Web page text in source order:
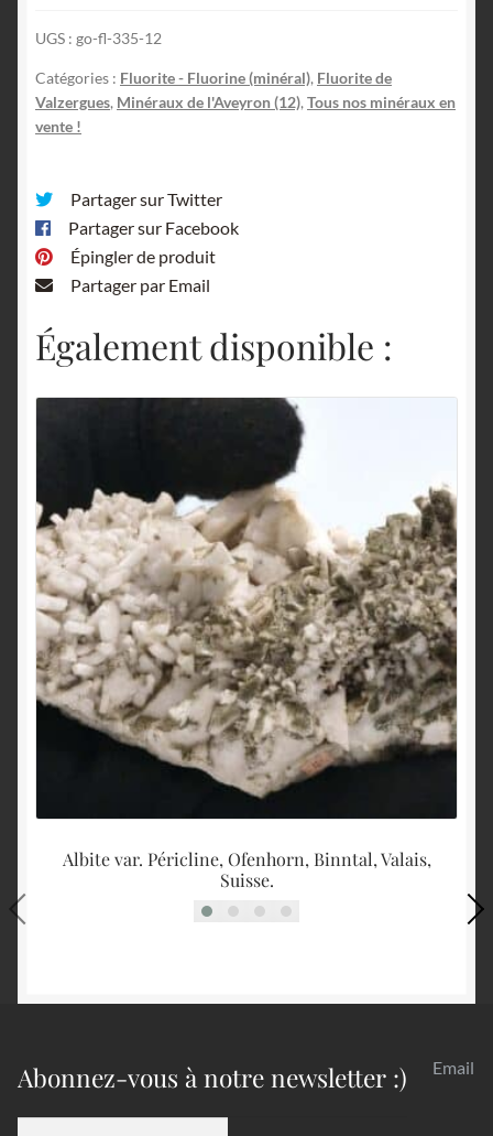
de
Valzergues,
Aveyron.
UGS : go-fl-335-12
Catégories : Fluorite - Fluorine (minéral), Fluorite de
Valzergues, Minéraux de l'Aveyron (12),Tous nos minéraux en
vente !
Partager sur Twitter
Partager sur Facebook
Épingler de produit
Partager par Email
Également disponible :
Albite var. Péricline, Ofenhorn, Binntal, Valais,
Suisse.
Abonnez-vous à notre newsletter :) Email